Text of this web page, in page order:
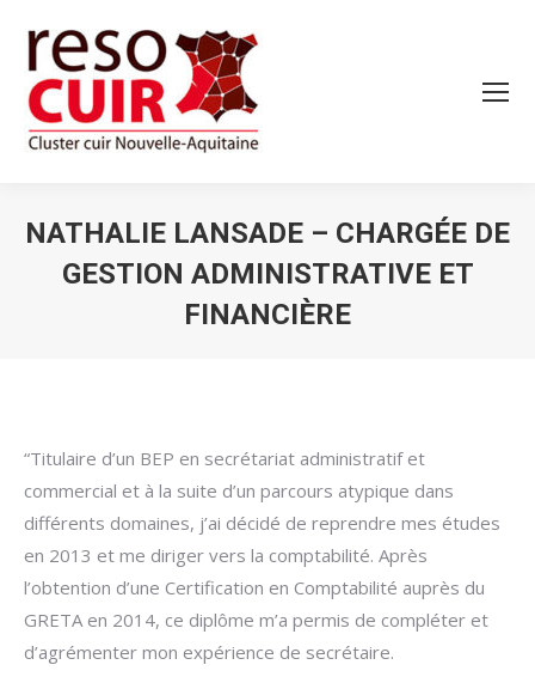
NATHALIE LANSADE – CHARGÉE DE
GESTION ADMINISTRATIVE ET
FINANCIÈRE
“Titulaire d’un BEP en secrétariat administratif et
commercial et à la suite d’un parcours atypique dans
différents domaines, j’ai décidé de reprendre mes études
en 2013 et me diriger vers la comptabilité. Après
l’obtention d’une Certification en Comptabilité auprès du
GRETA en 2014, ce diplôme m’a permis de compléter et
d’agrémenter mon expérience de secrétaire.